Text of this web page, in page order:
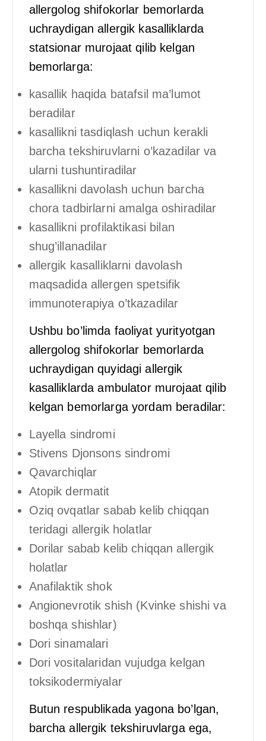
allergolog shifokorlar bemorlarda
uchraydigan allergik kasalliklarda
statsionar murojaat qilib kelgan
bemorlarga:
kasallik haqida batafsil ma’lumot
beradilar
kasallikni tasdiqlash uchun kerakli
barcha tekshiruvlarni o’kazadilar va
ularni tushuntiradilar
kasallikni davolash uchun barcha
chora tadbirlarni amalga oshiradilar
kasallikni profilaktikasi bilan
shug’illanadilar
allergik kasalliklarni davolash
maqsadida allergen spetsifik
immunoterapiya o’tkazadilar
Ushbu bo’limda faoliyat yurityotgan
allergolog shifokorlar bemorlarda
uchraydigan quyidagi allergik
kasalliklarda ambulator murojaat qilib
kelgan bemorlarga yordam beradilar:
Layella sindromi
Stivens Djonsons sindromi
Qavarchiqlar
Atopik dermatit
Oziq ovqatlar sabab kelib chiqqan
teridagi allergik holatlar
Dorilar sabab kelib chiqqan allergik
holatlar
Anafilaktik shok
Angionevrotik shish (Kvinke shishi va
boshqa shishlar)
Dori sinamalari
Dori vositalaridan vujudga kelgan
toksikodermiyalar
Butun respublikada yagona bo’lgan,
barcha allergik tekshiruvlarga ega,